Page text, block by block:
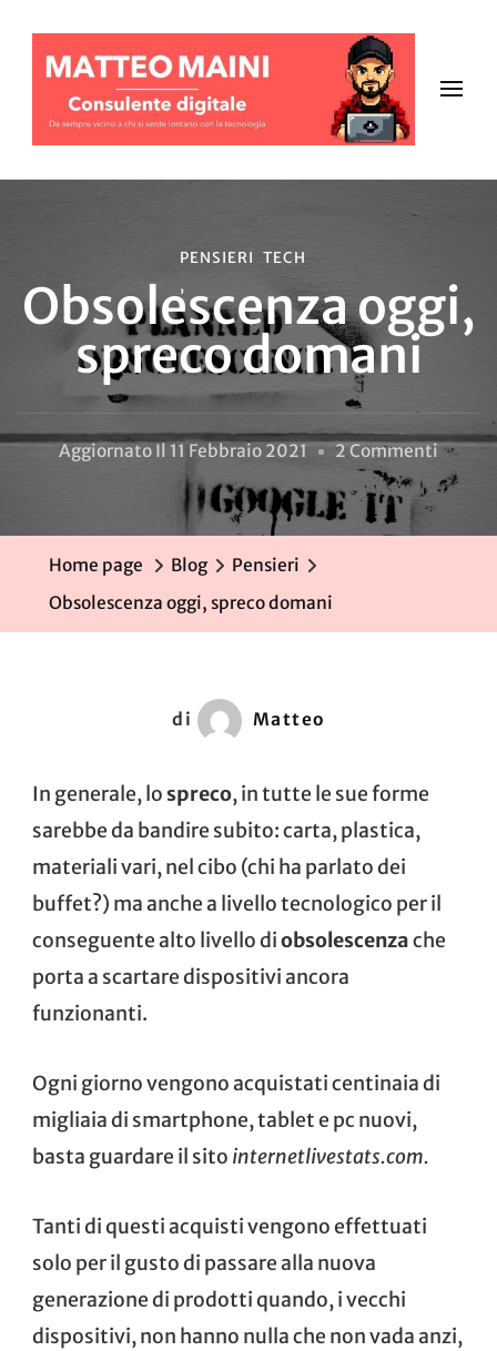
PENSIERI TECH
Obsolescenza oggi,
spreco domani
Aggiornato Il 11 Febbraio 2021 2 CommentiSu
Home page Blog
Pensieri
Obsolescenza oggi, spreco domani
di Matteo
In generale, lo spreco, in tutte le sue forme
sarebbe da bandire subito: carta, plastica,
materiali vari, nel cibo (chi ha parlato dei
buffet?) ma anche a livello tecnologico per il
conseguente alto livello diobsolescenzache
porta a scartare dispositivi ancora
funzionanti.
Ogni giorno vengono acquistati centinaia di
migliaia di smartphone, tablet e pc nuovi,
basta guardare il sito internetlivestats.com.
Tanti di questi acquisti vengono effettuati
solo per il gusto di passare alla nuova
generazione di prodotti quando, i vecchi
dispositivi, non hanno nulla che non vada anzi,